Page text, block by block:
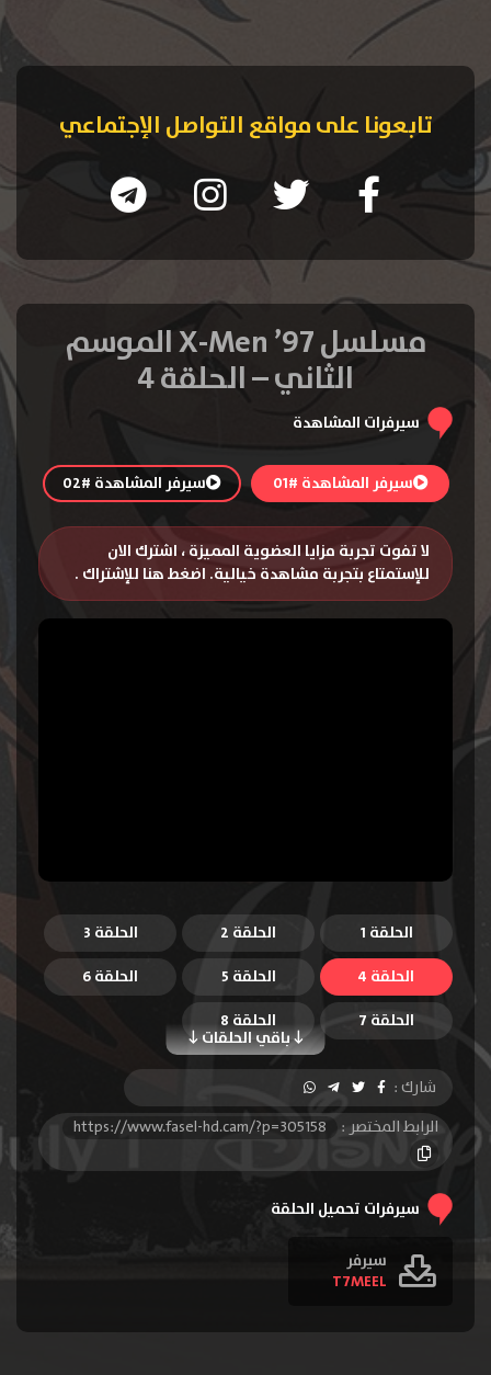
تابعونا على مواقع التواصل الإجتماعي
مسلسل X-Men ’97 الموسم
الثاني – الحلقة 4
سيرفرات المشاهدة
سيرفر المشاهدة #01 سيرفر المشاهدة #02
لا تفوت تجربة مزايا العضوية المميزة ، اشترك الان
للإستمتاع بتجربة مشاهدة خيالية. اضغط هنا للإشتراك .
الحلقة 1 الحلقة 2
الحلقة 3
الحلقة 4
الحلقة 5 الحلقة 6
باقي الحلقات
الحلقة 7 الحلقة 8
شارك :
الرابط المختصر :
https://www.fasel-hd.cam/?p=305158
سيرفرات تحميل الحلقة
سيرفر
T7MEEL